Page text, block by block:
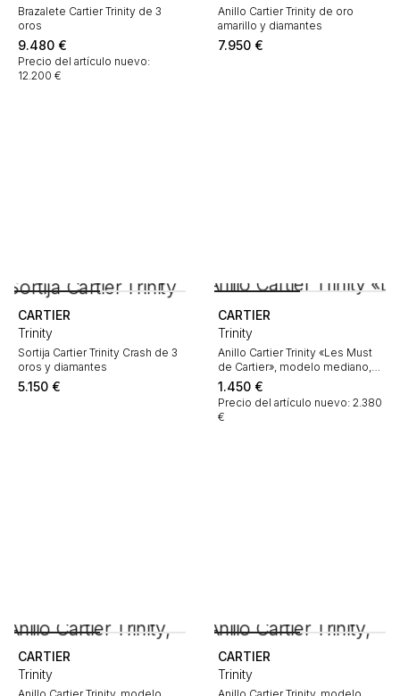
Brazalete Cartier Trinity de 3
oros
9.480 €
Precio del artículo nuevo:
12.200 €
Anillo Cartier Trinity de oro
amarillo y diamantes
7.950 €
CARTIER
Trinity
Sortija Cartier Trinity Crash de 3
oros y diamantes
5.150 €
CARTIER
Trinity
Anillo Cartier Trinity «Les Must
de Cartier», modelo mediano,
en tres tonos de oro
1.450 €
Precio del artículo nuevo: 2.380
€
CARTIER
Trinity
CARTIER
Trinity